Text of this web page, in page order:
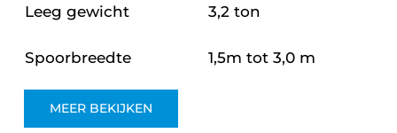
Leeg gewicht 3,2 ton
Spoorbreedte 1,5m tot 3,0 m
MEER BEKIJKEN